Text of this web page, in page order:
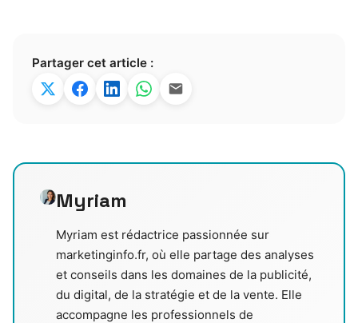
Partager cet article :
Myriam
Myriam est rédactrice passionnée sur
marketinginfo.fr, où elle partage des analyses
et conseils dans les domaines de la publicité,
du digital, de la stratégie et de la vente. Elle
accompagne les professionnels de